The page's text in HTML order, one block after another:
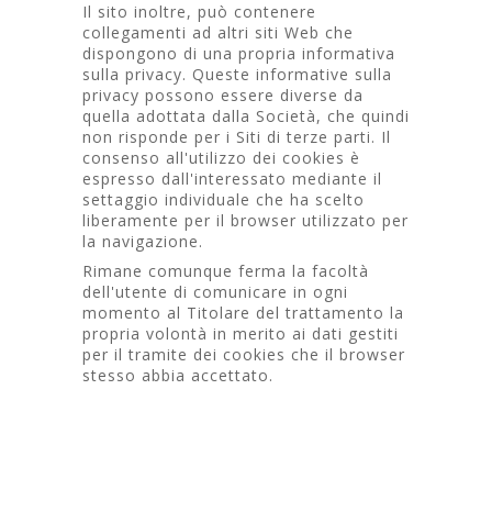
Il sito inoltre, può contenere
collegamenti ad altri siti Web che
dispongono di una propria informativa
sulla privacy. Queste informative sulla
privacy possono essere diverse da
quella adottata dalla Società, che quindi
non risponde per i Siti di terze parti. Il
consenso all'utilizzo dei cookies è
espresso dall'interessato mediante il
settaggio individuale che ha scelto
liberamente per il browser utilizzato per
la navigazione.
Rimane comunque ferma la facoltà
dell'utente di comunicare in ogni
momento al Titolare del trattamento la
propria volontà in merito ai dati gestiti
per il tramite dei cookies che il browser
stesso abbia accettato.